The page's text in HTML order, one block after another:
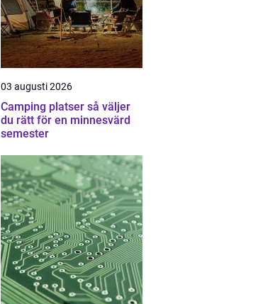
03 augusti 2026
Camping platser så väljer
du rätt för en minnesvärd
semester